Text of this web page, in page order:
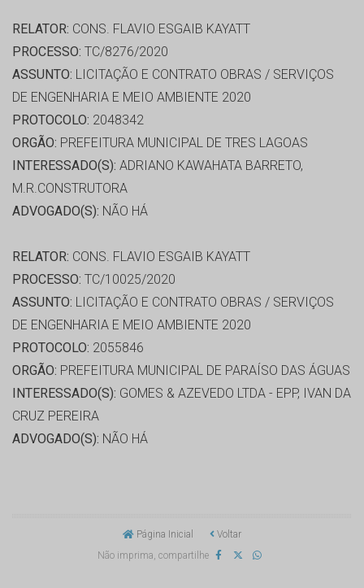
RELATOR: CONS. FLAVIO ESGAIB KAYATT
PROCESSO: TC/8276/2020
ASSUNTO: LICITAÇÃO E CONTRATO OBRAS / SERVIÇOS
DE ENGENHARIA E MEIO AMBIENTE 2020
PROTOCOLO: 2048342
ORGÃO: PREFEITURA MUNICIPAL DE TRES LAGOAS
INTERESSADO(S): ADRIANO KAWAHATA BARRETO,
M.R.CONSTRUTORA
ADVOGADO(S): NÃO HÁ
RELATOR: CONS. FLAVIO ESGAIB KAYATT
PROCESSO: TC/10025/2020
ASSUNTO: LICITAÇÃO E CONTRATO OBRAS / SERVIÇOS
DE ENGENHARIA E MEIO AMBIENTE 2020
PROTOCOLO: 2055846
ORGÃO: PREFEITURA MUNICIPAL DE PARAÍSO DAS ÁGUAS
INTERESSADO(S): GOMES & AZEVEDO LTDA - EPP, IVAN DA
CRUZ PEREIRA
ADVOGADO(S): NÃO HÁ
Página Inicial
Voltar
Não imprima, compartilhe